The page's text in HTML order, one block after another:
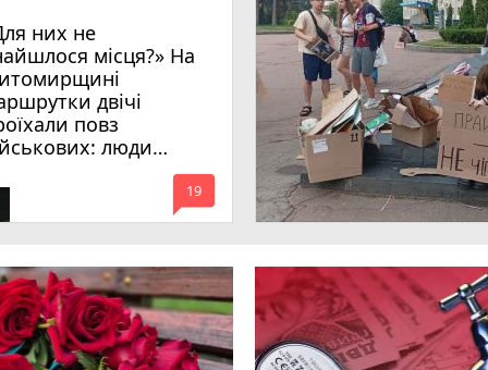
них не
місця?» На
двічі
повз
люди
покаратиmode_comment
19